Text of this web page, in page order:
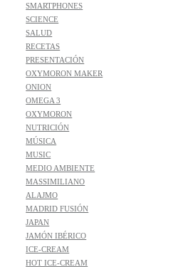
SMARTPHONES
SCIENCE
SALUD
RECETAS
PRESENTACIÓN
OXYMORON MAKER
ONION
OMEGA 3
OXYMORON
NUTRICIÓN
MÚSICA
MUSIC
MEDIO AMBIENTE
MASSIMILIANO
ALAJMO
MADRID FUSIÓN
JAPAN
JAMÓN IBÉRICO
ICE-CREAM
HOT ICE-CREAM